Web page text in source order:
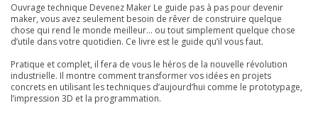
Ouvrage technique Devenez Maker Le guide pas à pas pour devenir
maker, vous avez seulement besoin de rêver de construire quelque
chose qui rend le monde meilleur… ou tout simplement quelque chose
d’utile dans votre quotidien. Ce livre est le guide qu’il vous faut.
Pratique et complet, il fera de vous le héros de la nouvelle révolution
industrielle. Il montre comment transformer vos idées en projets
concrets en utilisant les techniques d’aujourd’hui comme le prototypage,
l’impression 3D et la programmation.